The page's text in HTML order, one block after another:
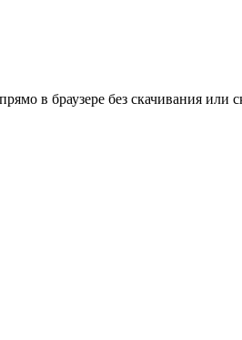
в браузере без скачивания или